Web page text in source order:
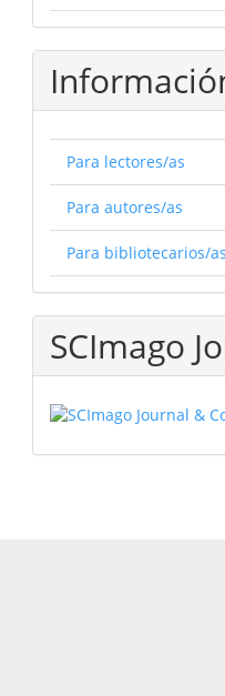
Para lectores/as
Para autores/as
Para bibliotecarios/as
SCImago